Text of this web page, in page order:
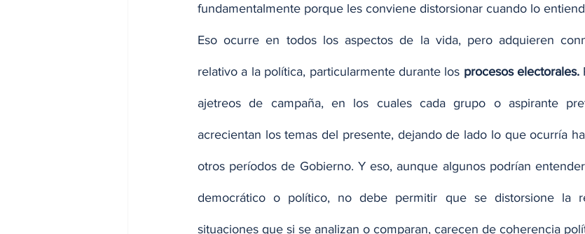
fundamentalmente porque les conviene distorsionar cuando lo
Eso ocurre en todos los aspectos de la vida, pero adquieren
relativo a la política, particularmente durante los procesos electorales.
ajetreos de campaña, en los cuales cada grupo o aspirante
acrecientan los temas del presente, dejando de lado lo que ocurría
otros períodos de Gobierno. Y eso, aunque algunos podrían
democrático o político, no debe permitir que se distorsione la
situaciones que si se analizan o comparan, carecen de coherencia